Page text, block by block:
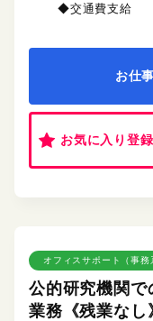
◆交通費支給
お仕
お気に入り登
オフィスサポート（事務
公的研究機関で
業務《残業なし